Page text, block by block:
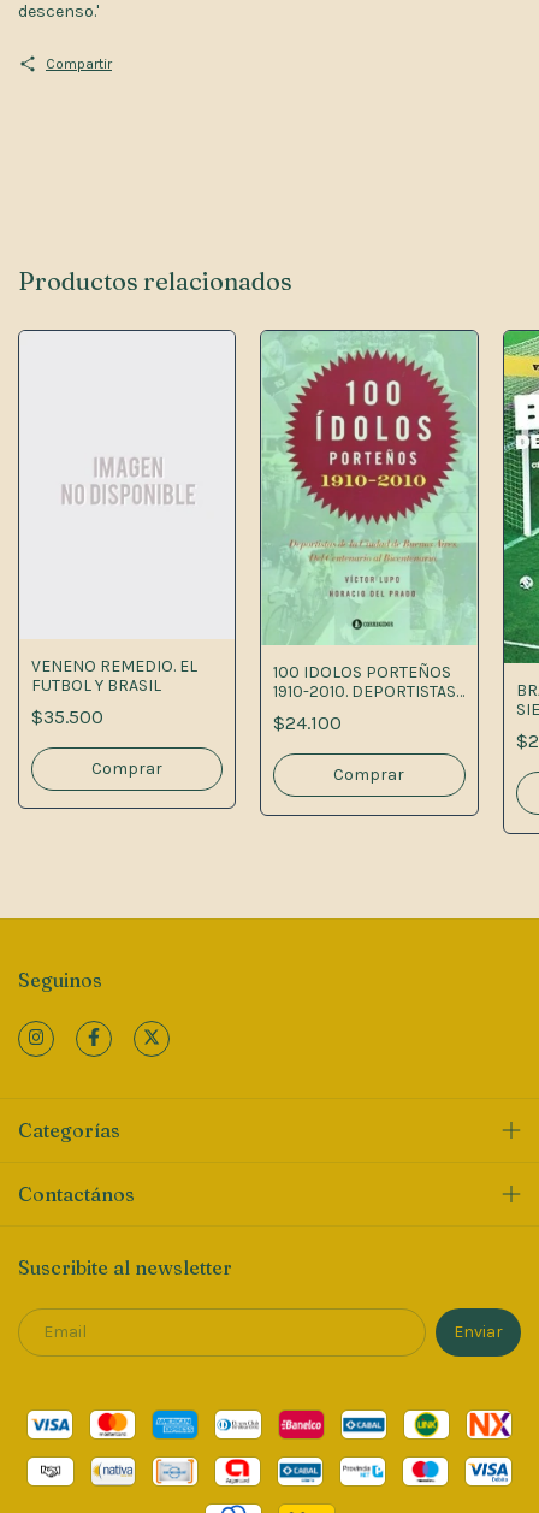
descenso.'
Compartir
Productos relacionados
VENENO REMEDIO. EL
FUTBOL Y BRASIL
$35.500
100 IDOLOS PORTEÑOS
1910-2010. DEPORTISTAS
DE LA CIUDAD DE
BUENOS AIRES. DEL
CENTENARIO AL BI.
$24.100
Seguinos
Categorías
Contactános
Suscribite al newsletter